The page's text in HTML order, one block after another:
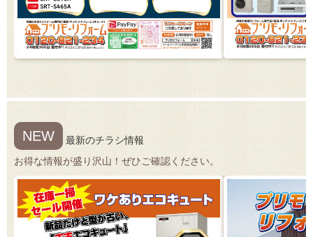
NEW
最新のチラシ情報
お得な情報が盛り沢山！ぜひご確認ください。